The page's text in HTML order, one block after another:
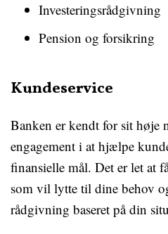
Investeringsrådgivning
Pension og forsikring
Kundeservice
Banken er kendt for sit høje
engagement i at hjælpe
finansielle mål. Det er let at
som vil lytte til dine behov
rådgivning baseret på din